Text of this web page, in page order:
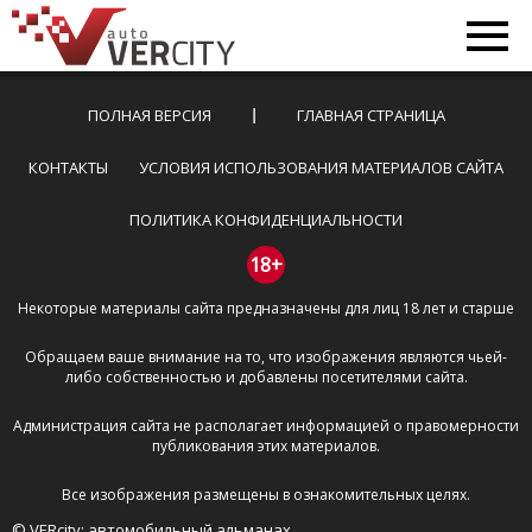
ПОЛНАЯ ВЕРСИЯ ГЛАВНАЯ СТРАНИЦА
КОНТАКТЫ УСЛОВИЯ ИСПОЛЬЗОВАНИЯ МАТЕРИАЛОВ САЙТА
ПОЛИТИКА КОНФИДЕНЦИАЛЬНОСТИ
18+
Некоторые материалы сайта предназначены для лиц 18 лет и старше
Обращаем ваше внимание на то, что изображения являются чьей-
либо собственностью и добавлены посетителями сайта.
Администрация сайта не располагает информацией о правомерности
публикования этих материалов.
Все изображения размещены в ознакомительных целях.